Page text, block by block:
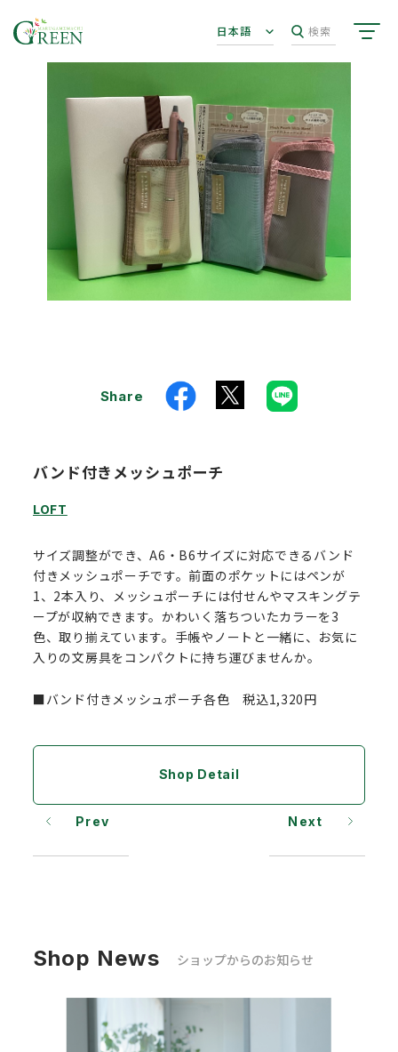
日本語 検索
Share
バンド付きメッシュポーチ
LOFT
サイズ調整ができ、A6・B6サイズに対応できるバンド
付きメッシュポーチです。前面のポケットにはペンが
1、2本入り、メッシュポーチには付せんやマスキングテ
ープが収納できます。かわいく落ちついたカラーを3
色、取り揃えています。手帳やノートと一緒に、お気に
入りの文房具をコンパクトに持ち運びませんか。
■バンド付きメッシュポーチ各色 税込1,320円
Shop Detail
Prev Next
Shop News ショップからのお知らせ